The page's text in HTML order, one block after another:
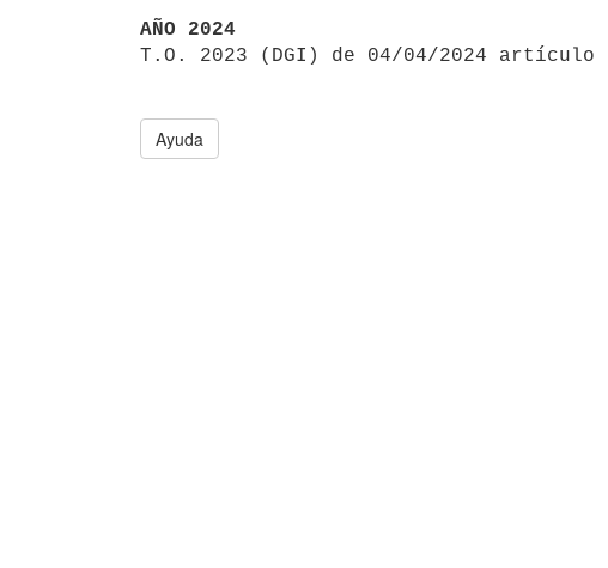
AÑO 2024
T.O. 2023 (DGI) de 04/04/2024 artículo
Ayuda